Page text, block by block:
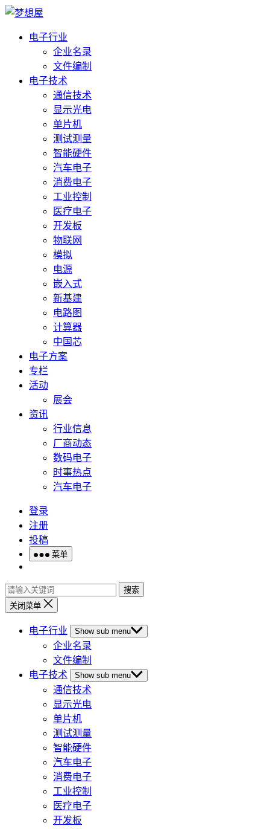
电子行业
企业名录
文件编制
电子技术
通信技术
显示光电
单片机
测试测量
智能硬件
汽车电子
消费电子
工业控制
医疗电子
开发板
物联网
模拟
电源
嵌入式
新基建
电路图
计算器
中国芯
电子方案
专栏
活动
展会
资讯
行业信息
厂商动态
数码电子
时事热点
汽车电子
登录
注册
投稿
菜单
搜索
关闭菜单
电子行业 Show sub menu
企业名录
文件编制
电子技术
Show sub menu
通信技术
显示光电
单片机
测试测量
智能硬件
汽车电子
消费电子
工业控制
医疗电子
开发板